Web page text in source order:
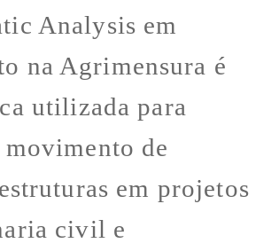
Analysis em
na Agrimensura é
utilizada para
de
em projetos
civil e